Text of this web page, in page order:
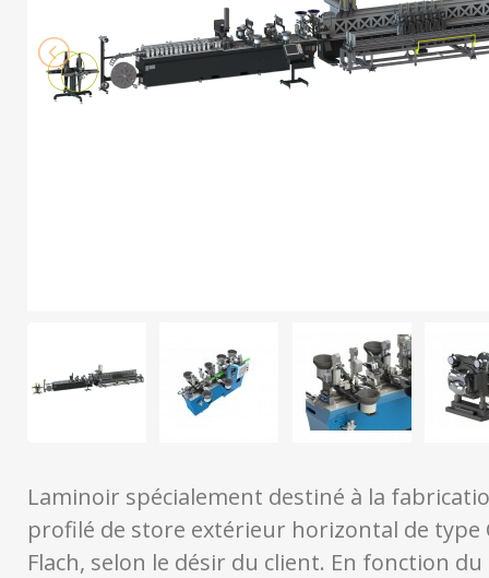
Laminoir spécialement destiné à la
profilé de store extérieur horizontal de type
Flach, selon le désir du client. En fonction